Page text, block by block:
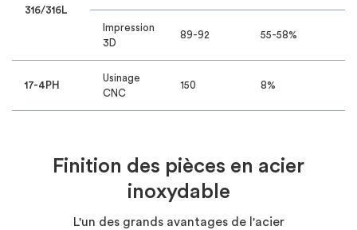
316/316L
Impression
3D
89-92 55-58%
17-4PH
Usinage
CNC
150 8%
Finition des pièces en acier
inoxydable
L'un des grands avantages de l'acier